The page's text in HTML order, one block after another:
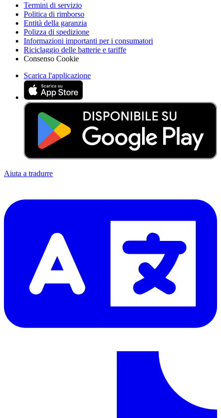
Termini di servizio
Politica di rimborso
Entità della garanzia
Polizza di spedizione
Informazioni importanti per i consumatori
Riciclaggio delle batterie e tariffe
Consenso Cookie
Scarica l'applicazione
Aiuta a tradurre